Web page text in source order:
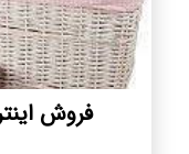
فروش